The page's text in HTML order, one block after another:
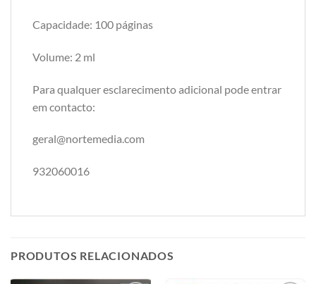
Capacidade: 100 páginas
Volume: 2 ml
Para qualquer esclarecimento adicional pode entrar
em contacto:
geral@nortemedia.com
932060016
PRODUTOS RELACIONADOS